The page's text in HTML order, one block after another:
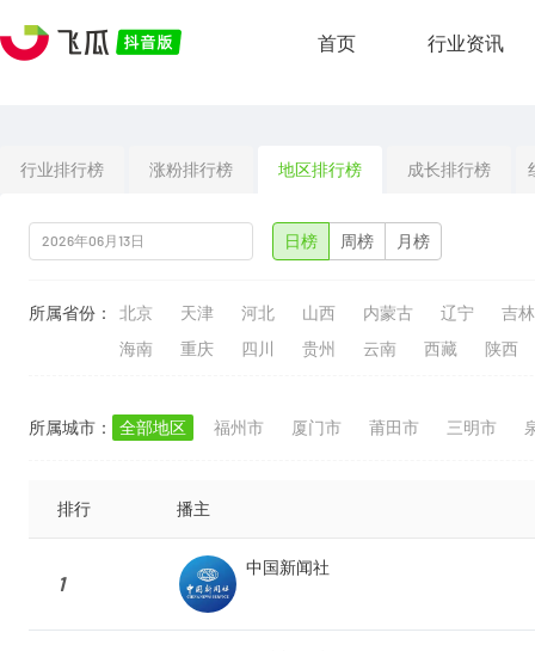
首页 行业资讯
行业排行榜 涨粉排行榜 地区排行榜 成长排行榜
日榜 周榜 月榜
所属省份： 北京 天津 河北 山西 内蒙古 辽宁
吉林
海南
重庆 四川 贵州 云南 西藏 陕西
所属城市： 全部地区 福州市 厦门市 莆田市 三明市
排行 播主
1
中国新闻社